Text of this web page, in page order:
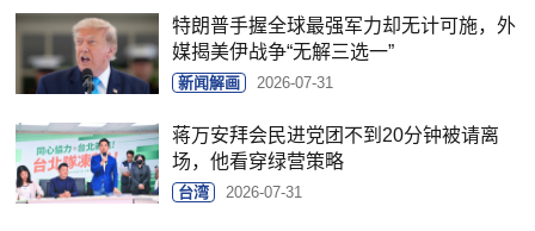
特朗普手握全球最强军力却无计可施，外
媒揭美伊战争“无解三选一”
新闻解画 2026-07-31
蒋万安拜会民进党团不到20分钟被请离
场，他看穿绿营策略
台湾 2026-07-31